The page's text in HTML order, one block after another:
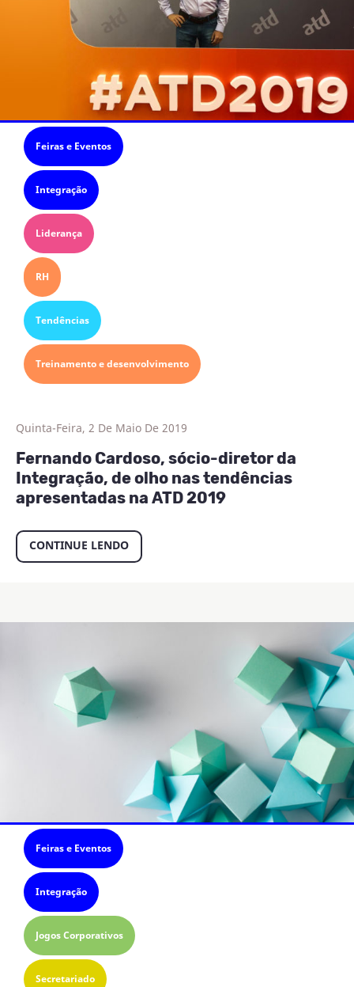
Feiras e Eventos
Integração
Liderança
RH
Tendências
Treinamento e desenvolvimento
Quinta-Feira, 2 De Maio De 2019
Fernando Cardoso, sócio-diretor da
Integração, de olho nas tendências
apresentadas na ATD 2019
CONTINUE LENDO
Feiras e Eventos
Integração
Jogos Corporativos
Secretariado